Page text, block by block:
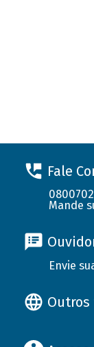
Fale
Mande
Envie
Outros